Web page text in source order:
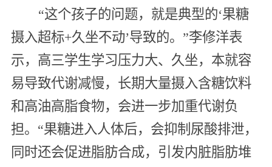
“这个孩子的问题，就是典型的‘果糖
摄入超标+久坐不动’导致的。”李修洋表
示，高三学生学习压力大、久坐，本就容
易导致代谢减慢，长期大量摄入含糖饮料
和高油高脂食物，会进一步加重代谢负
担。“果糖进入人体后，会抑制尿酸排泄，
同时还会促进脂肪合成，引发内脏脂肪堆